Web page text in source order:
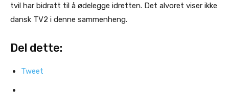
tvil har bidratt til å ødelegge idretten. Det alvoret viser ikke
dansk TV2 i denne sammenheng.
Del dette:
Tweet